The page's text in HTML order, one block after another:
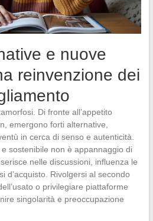
e nuove
reinvenzione dei
Di fronte all’appetito
emergono forti alternative,
in cerca di senso e autenticità.
sostenibile non è appannaggio di
nelle discussioni, influenza le
d’acquisto. Rivolgersi al secondo
o privilegiare piattaforme
singolarità e preoccupazione